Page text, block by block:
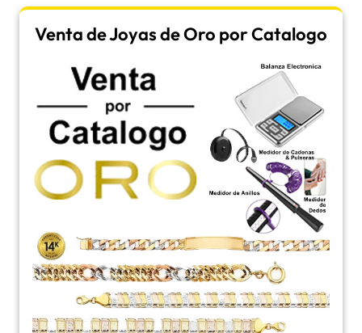
Venta de Joyas de Oro por Catalogo